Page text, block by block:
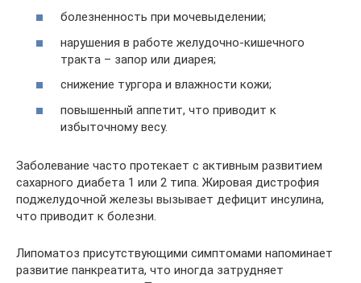
болезненность при мочевыделении;
нарушения в работе желудочно-кишечного
тракта – запор или диарея;
снижение тургора и влажности кожи;
повышенный аппетит, что приводит к
избыточному весу.
Заболевание часто протекает с активным развитием
сахарного диабета 1 или 2 типа. Жировая дистрофия
поджелудочной железы вызывает дефицит инсулина,
что приводит к болезни.
Липоматоз присутствующими симптомами напоминает
развитие панкреатита, что иногда затрудняет